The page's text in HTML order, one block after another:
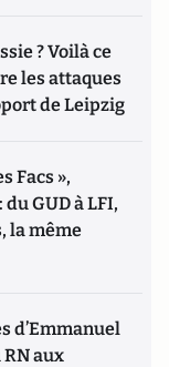
? Voilà ce
les attaques
de Leipzig
Facs »,
GUD à LFI,
la même
d’Emmanuel
RN aux